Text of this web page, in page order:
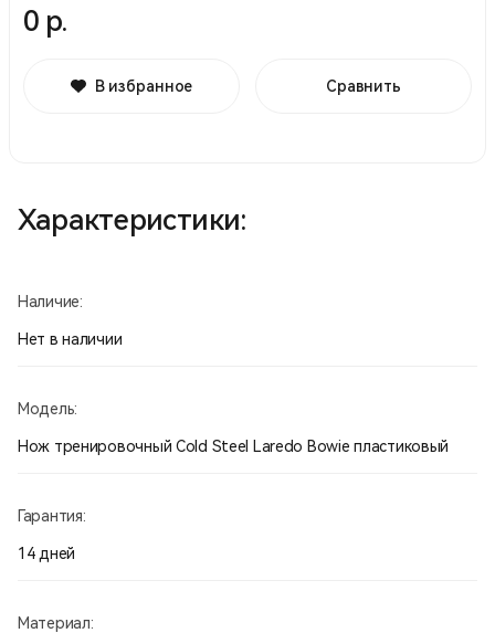
0 р.
В избранное Сравнить
Характеристики:
Наличие:
Нет в наличии
Модель:
Нож тренировочный Cold Steel Laredo Bowie пластиковый
Гарантия:
14 дней
Материал: